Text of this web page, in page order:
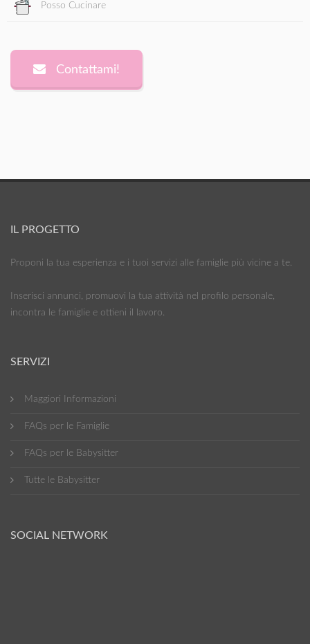
Posso Cucinare
Contattami!
IL PROGETTO
Proponi la tua esperienza e i tuoi servizi alle famiglie più vicine a te.
Inserisci annunci, promuovi la tua attività nel profilo personale,
incontra le famiglie e ottieni il lavoro.
SERVIZI
Maggiori Informazioni
FAQs per le Famiglie
FAQs per le Babysitter
Tutte le Babysitter
SOCIAL NETWORK